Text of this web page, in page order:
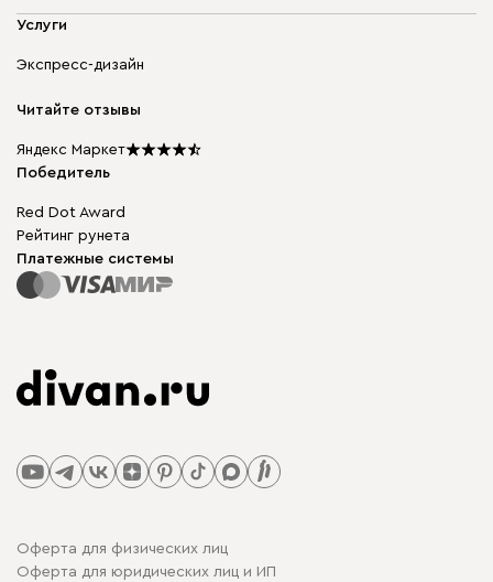
Доставка и оплата
диван.клуб
Подарочные сертификаты
Мы в прессе
Мягкая мебель
Бескаркасная мебель
Столы и стулья
Услуги
Экспресс-дизайн
Читайте отзывы
Яндекс Маркет
Победитель
Red Dot Award
Рейтинг рунета
Платежные системы
Оферта для физических лиц
Оферта для юридических лиц и ИП